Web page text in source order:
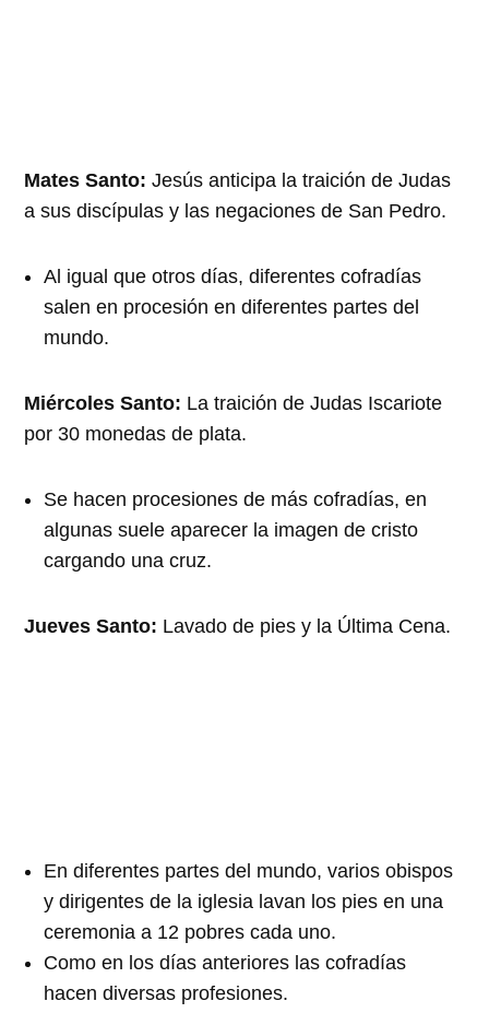
Mates Santo: Jesús anticipa la traición de Judas
a sus discípulas y las negaciones de San Pedro.
Al igual que otros días, diferentes cofradías
salen en procesión en diferentes partes del
mundo.
Miércoles Santo: La traición de Judas Iscariote
por 30 monedas de plata.
Se hacen procesiones de más cofradías, en
algunas suele aparecer la imagen de cristo
cargando una cruz.
Jueves Santo: Lavado de pies y la Última Cena.
En diferentes partes del mundo, varios obispos
y dirigentes de la iglesia lavan los pies en una
ceremonia a 12 pobres cada uno.
Como en los días anteriores las cofradías
hacen diversas profesiones.